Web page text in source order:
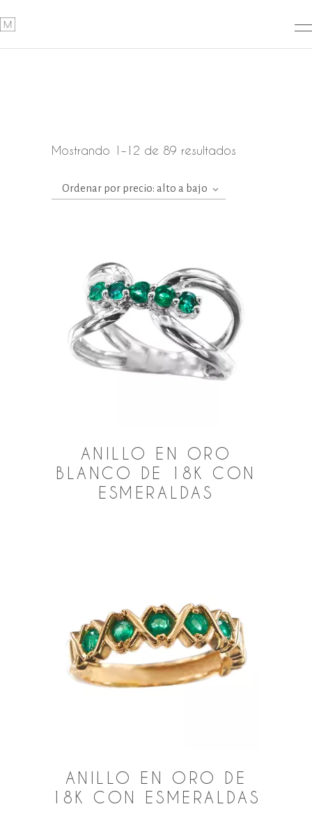
Mostrando 1–12 de 89 resultados
Ordenar por precio: alto a bajo
ANILLO EN ORO
BLANCO DE 18K CON
ESMERALDAS
ANILLO EN ORO DE
18K CON ESMERALDAS